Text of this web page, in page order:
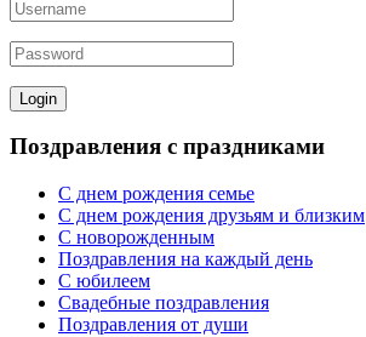
Поздравления с праздниками
С днем рождения семье
С днем рождения друзьям и близким
C новорожденным
Поздравления на каждый день
С юбилеем
Свадебные поздравления
Поздравления от души